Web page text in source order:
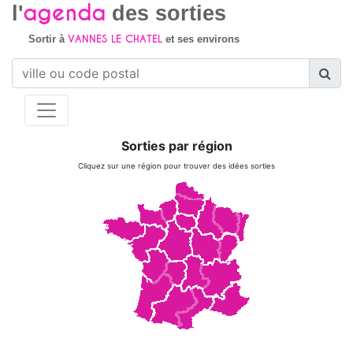
l'agenda des sorties
Sortir à VANNES LE CHATELet ses environs
Sorties par région
Cliquez sur une région pour trouver des idées sorties